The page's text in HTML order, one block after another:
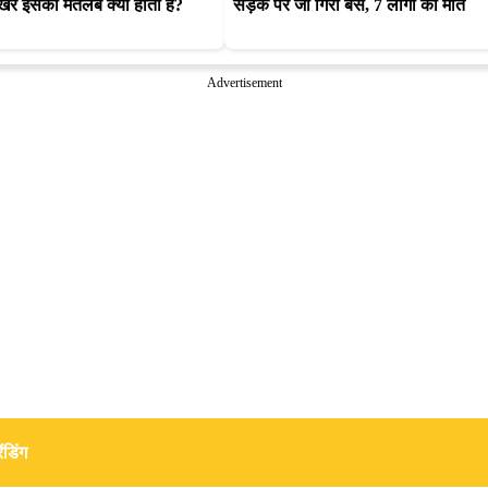
इसका मतलब क्या होता है?
सड़क पर जा गिरी बस, 7 लोगों की मौत
Advertisement